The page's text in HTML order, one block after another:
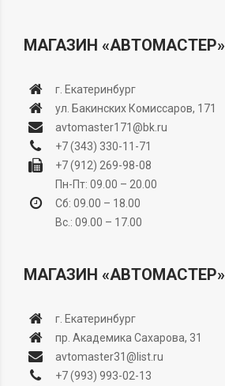
МАГАЗИН «АВТОМАСТЕР»
г. Екатеринбург
ул. Бакинских Комиссаров, 171
avtomaster171@bk.ru
+7 (343) 330-11-71
+7 (912) 269-98-08
Пн-Пт: 09.00 – 20.00
Сб: 09.00 – 18.00
Вс.: 09.00 – 17.00
МАГАЗИН «АВТОМАСТЕР»
г. Екатеринбург
пр. Академика Сахарова, 31
avtomaster31@list.ru
+7 (993) 993-02-13